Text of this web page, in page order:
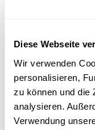
Diese Webseite
Wir verwenden
personalisieren,
zu können und die
analysieren.
Verwendung
APP STATT BESUCH
Wie digitale